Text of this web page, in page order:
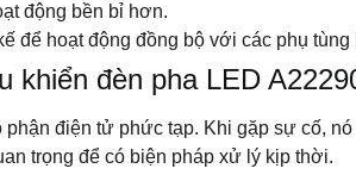
động bền bỉ hơn.
để hoạt động đồng bộ với các phụ
khiển đèn pha LED
phận điện tử phức tạp. Khi gặp sự cố,
trọng để có biện pháp xử lý kịp thời.